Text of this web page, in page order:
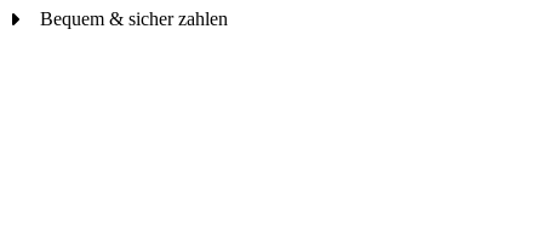
Bequem & sicher zahlen